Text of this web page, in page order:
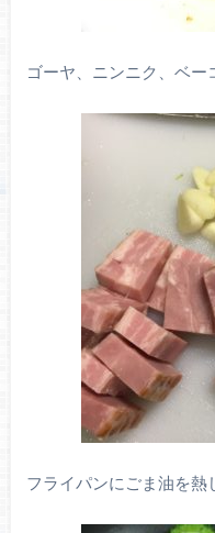
ゴーヤ、ニンニク、ベー
フライパンにごま油を熱